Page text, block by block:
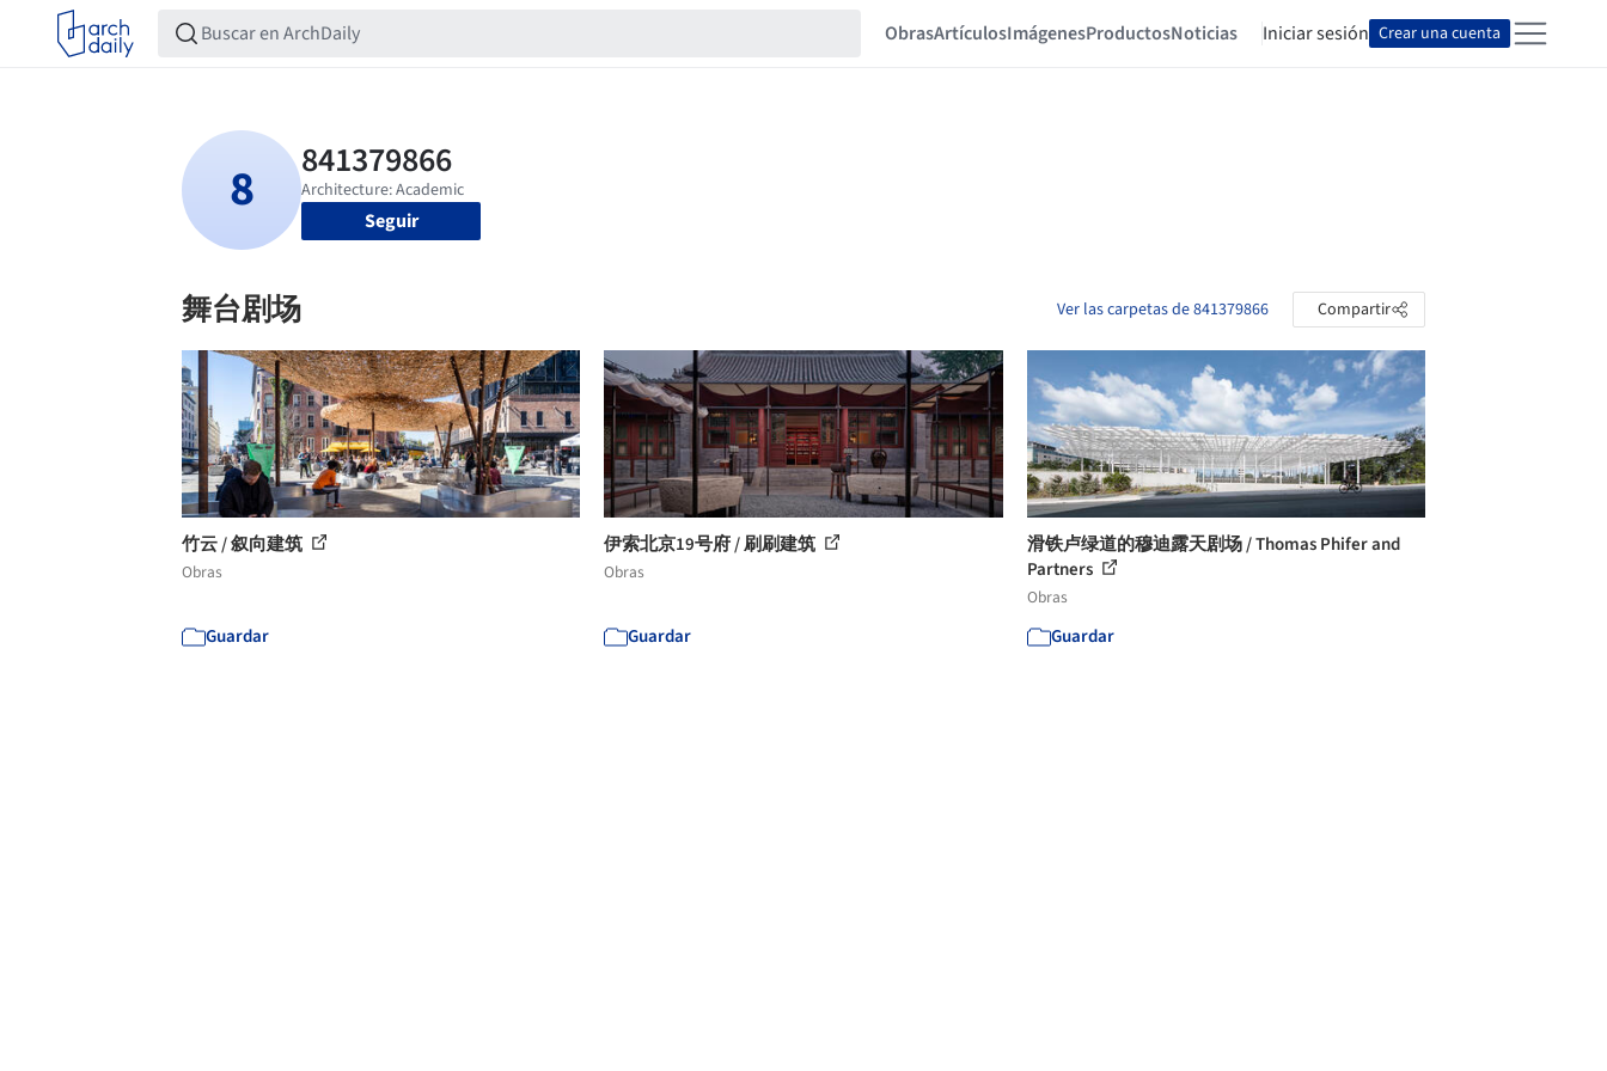
ObrasArtículosImágenesProductosNoticias Iniciar sesión Crear una cuenta
Seguir
舞台剧场 Ver las carpetas de 841379866 Compartir
竹云 / 叙向建筑
Obras
Guardar
伊索北京19号府 / 刷刷建筑
Obras
Guardar
滑铁卢绿道的穆迪露天剧场 / Thomas Phifer and
Partners
Obras
Guardar